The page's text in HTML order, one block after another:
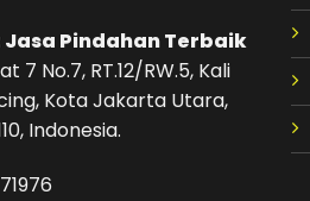
Jasa PindahanTerbaik
7 No.7, RT.12/RW.5, Kali
Kota Jakarta Utara,
Indonesia.